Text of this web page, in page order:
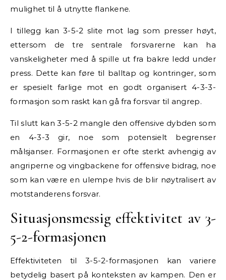
mulighet til å utnytte flankene.
I tillegg kan 3-5-2 slite mot lag som presser høyt,
ettersom de tre sentrale forsvarerne kan ha
vanskeligheter med å spille ut fra bakre ledd under
press. Dette kan føre til balltap og kontringer, som
er spesielt farlige mot en godt organisert 4-3-3-
formasjon som raskt kan gå fra forsvar til angrep.
Til slutt kan 3-5-2 mangle den offensive dybden som
en 4-3-3 gir, noe som potensielt begrenser
målsjanser. Formasjonen er ofte sterkt avhengig av
angriperne og vingbackene for offensive bidrag, noe
som kan være en ulempe hvis de blir nøytralisert av
motstanderens forsvar.
Situasjonsmessig effektivitet av 3-
5-2-formasjonen
Effektiviteten til 3-5-2-formasjonen kan variere
betydelig basert på konteksten av kampen. Den er